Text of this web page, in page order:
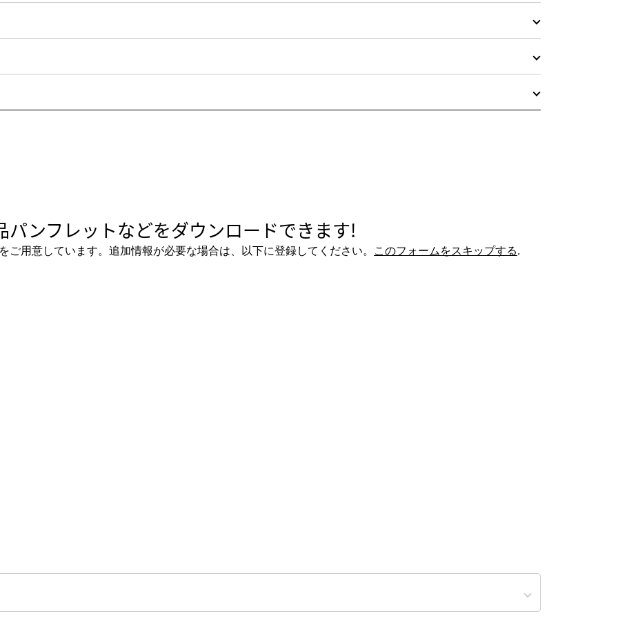
パンフレットなどをダウンロードできます!
用意しています。追加情報が必要な場合は、以下に登録してください。 このフォームをスキップする.